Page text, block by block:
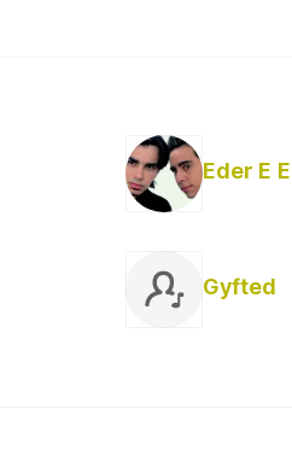
Eder E
Gyfted